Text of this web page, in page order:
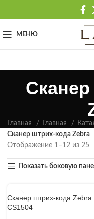
МЕНЮ
Главная Главная
Сканер штрих-кода Zebra
Отображение 1–12 из 25
Показать боковую
Сканер штрих-кода Zebra
CS1504